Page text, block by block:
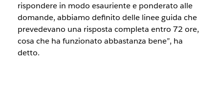
rispondere in modo esauriente e ponderato alle
domande, abbiamo definito delle linee guida che
prevedevano una risposta completa entro 72 ore,
cosa che ha funzionato abbastanza bene”, ha
detto.